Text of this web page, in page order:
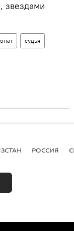
звездами
судья
РОССИЯ